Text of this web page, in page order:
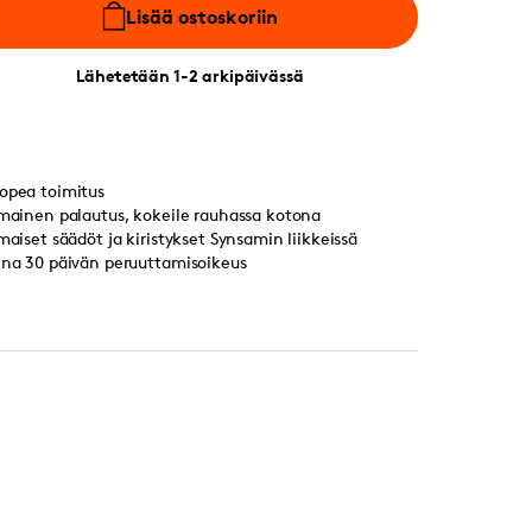
Lisää ostoskoriin
Lähetetään 1-2 arkipäivässä
toimitus
palautus, kokeile rauhassa kotona
säädöt ja kiristykset Synsamin liikkeissä
30 päivän peruuttamisoikeus